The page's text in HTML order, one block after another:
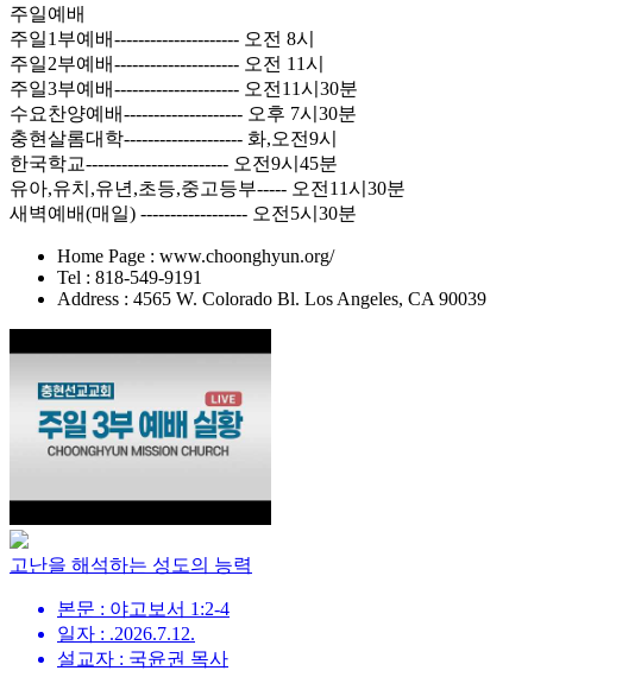
주일예배
주일1부예배--------------------- 오전 8시
주일2부예배--------------------- 오전 11시
주일3부예배--------------------- 오전11시30분
수요찬양예배-------------------- 오후 7시30분
충현살롬대학-------------------- 화,오전9시
한국학교------------------------ 오전9시45분
유아,유치,유년,초등,중고등부----- 오전11시30분
새벽예배(매일) ------------------ 오전5시30분
Home Page : www.choonghyun.org/
Tel : 818-549-9191
Address : 4565 W. Colorado Bl. Los Angeles, CA 90039
고난을 해석하는 성도의 능력
본문 : 야고보서 1:2-4
일자 : .2026.7.12.
설교자 : 국윤권 목사